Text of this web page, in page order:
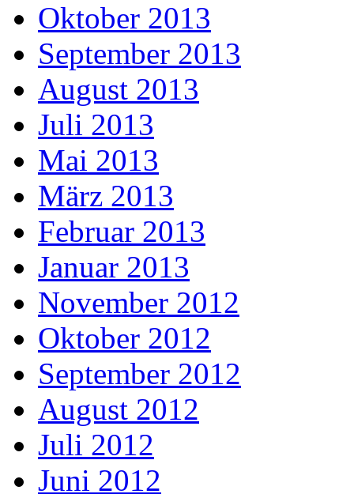
Oktober 2013
September 2013
August 2013
Juli 2013
Mai 2013
März 2013
Februar 2013
Januar 2013
November 2012
Oktober 2012
September 2012
August 2012
Juli 2012
Juni 2012